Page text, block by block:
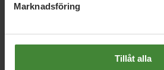
Marknadsföring
Tillåt alla
Fritid och föreningsliv